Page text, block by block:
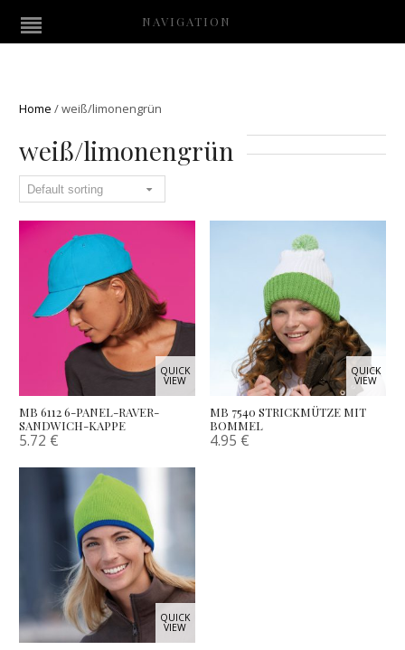
NAVIGATION
Home /weiß/limonengrün
weiß/limonengrün
QUICK
VIEW
MB 6112 6-PANEL-RAVER-
SANDWICH-KAPPE
5.72 €
QUICK
VIEW
MB 7540 STRICKMÜTZE MIT
BOMMEL
4.95 €
QUICK
VIEW